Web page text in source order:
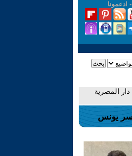
- ادعمونا
المصرية
يونس